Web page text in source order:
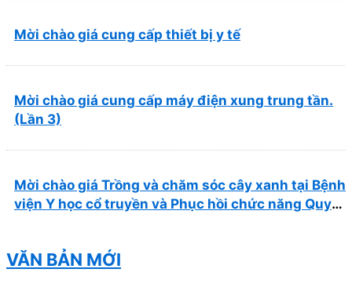
Mời chào giá cung cấp thiết bị y tế
Mời chào giá cung cấp máy điện xung trung tần.
(Lần 3)
Mời chào giá Trồng và chăm sóc cây xanh tại Bệnh
viện Y học cổ truyền và Phục hồi chức năng Quy
VĂN BẢN MỚI